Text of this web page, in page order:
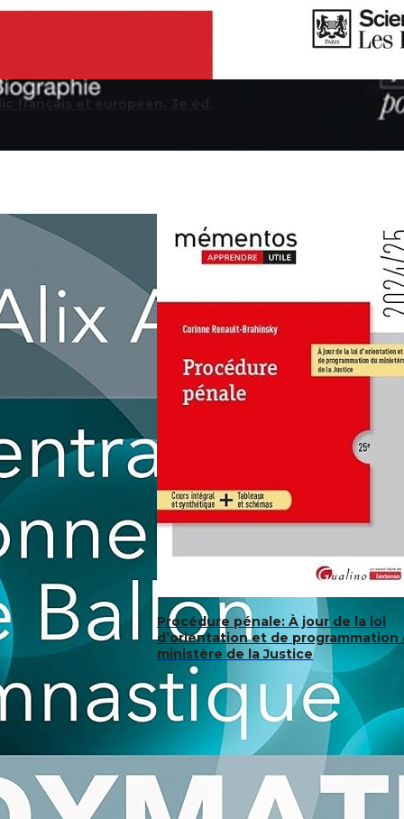
français et européen. 3e éd.
Procédure pénale: À jour de la loi
d’orientation et de programmation
ministère de la Justice